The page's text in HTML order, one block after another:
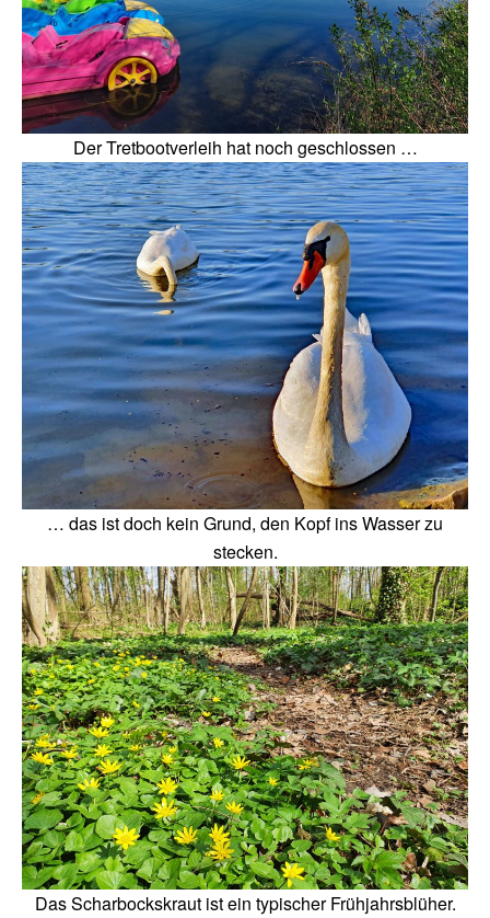
Der Tretbootverleih hat noch geschlossen …
… das ist doch kein Grund, den Kopf ins Wasser zu
stecken.
Das Scharbockskraut ist ein typischer Frühjahrsblüher.